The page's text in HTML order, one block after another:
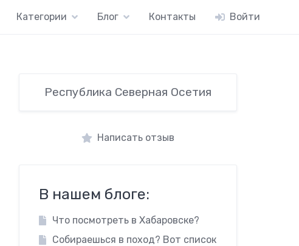
Категории Блог Контакты Войти
Республика Северная Осетия
Написать отзыв
В нашем блоге:
Что посмотреть в Хабаровске?
Собираешься в поход? Вот список